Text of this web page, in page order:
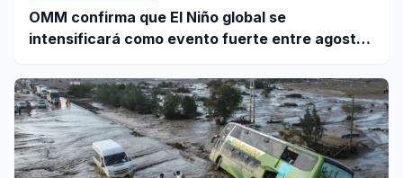
OMM confirma que El Niño global se
intensificará como evento fuerte entre agosto